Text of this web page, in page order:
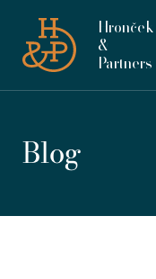
Hronček
&
Partners
Blog